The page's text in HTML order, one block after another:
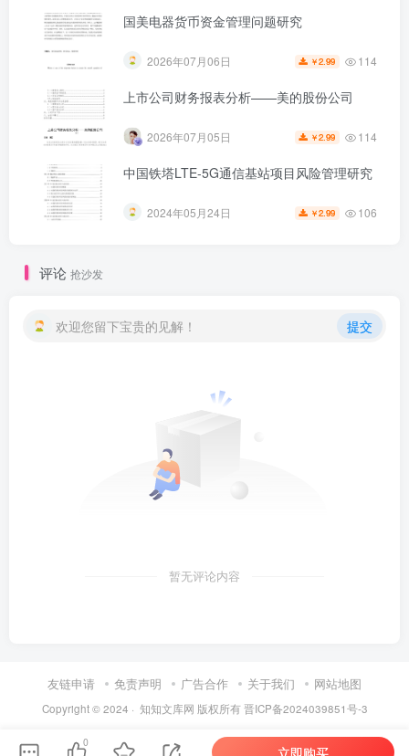
第6页 / 共15页
国美电器货币资金管理问题研究
2026年07月06日 ￥2.99 114
上市公司财务报表分析——美的股份公司
2026年07月05日 ￥2.99 114
中国铁塔LTE-5G通信基站项目风险管理研究
2024年05月24日 ￥2.99 106
评论 抢沙发
欢迎您留下宝贵的见解！ 提交
暂无评论内容
友链申请 免责声明 广告合作 关于我们 网站地图
Copyright © 2024 · 知知文库网 版权所有晋ICP备2024039851号-3
0
立即购买